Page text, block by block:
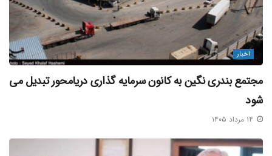
قشم ، چارک ، آفتاب و جاسک، خاطرنشان کرد: به همین منظور
نیز علائم کمک ناوبری برروی شناورهای غرق شده نصب و
تمهیدات لازم امنیتی در بنادر و دوربین های مدار بسته سطح بندر،
اسکله ها و شناورها ارتقا یافته است.
وی اضافه کرد: درحال حاضر ۱۱۵ شناور با ظرفیت پنج هزار
سفر، جابه جایی مسافر و خودرو را به جزایر استان هرمزگان
برعهده دارند.
اخبار
مجتمع بندری نگین به کانون سرمایه‌ گذاری دریامحور تبدیل می‌
شود